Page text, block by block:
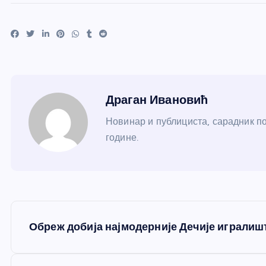
Драган Ивановић
Новинар и публициста, сарадник
године.
Обреж добија најмодерније Дечије